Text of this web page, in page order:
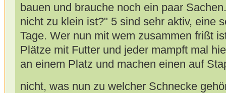
bauen und brauche noch ein paar
nicht zu klein ist?" 5 sind sehr aktiv, eine
Tage. Wer nun mit wem zusammen frißt
Plätze mit Futter und jeder mampft mal
an einem Platz und machen einen auf
nicht, was nun zu welcher Schnecke